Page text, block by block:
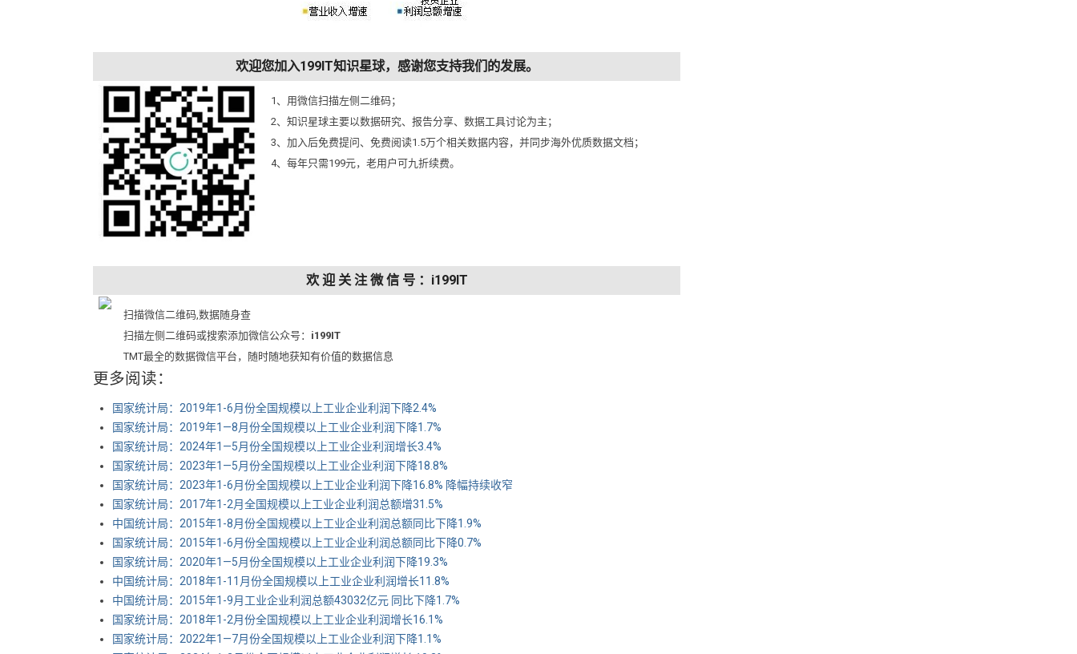
欢迎您加入199IT知识星球，感谢您支持我们的发展。
1、用微信扫描左侧二维码；
2、知识星球主要以数据研究、报告分享、数据工具讨论为主；
3、加入后免费提问、免费阅读1.5万个相关数据内容，并同步海外优质数据文档；
4、每年只需199元，老用户可九折续费。
欢 迎 关 注 微 信 号 ：i199IT
扫描微信二维码,数据随身查
扫描左侧二维码或搜索添加微信公众号： i199IT
TMT最全的数据微信平台，随时随地获知有价值的数据信息
更多阅读：
国家统计局：2019年1-6月份全国规模以上工业企业利润下降2.4%
国家统计局：2019年1—8月份全国规模以上工业企业利润下降1.7%
国家统计局：2024年1—5月份全国规模以上工业企业利润增长3.4%
国家统计局：2023年1—5月份全国规模以上工业企业利润下降18.8%
国家统计局：2023年1-6月份全国规模以上工业企业利润下降16.8% 降幅持续收窄
国家统计局：2017年1-2月全国规模以上工业企业利润总额增31.5%
中国统计局：2015年1-8月份全国规模以上工业企业利润总额同比下降1.9%
国家统计局：2015年1-6月份全国规模以上工业企业利润总额同比下降0.7%
国家统计局：2020年1—5月份全国规模以上工业企业利润下降19.3%
中国统计局：2018年1-11月份全国规模以上工业企业利润增长11.8%
中国统计局：2015年1-9月工业企业利润总额43032亿元 同比下降1.7%
国家统计局：2018年1-2月份全国规模以上工业企业利润增长16.1%
国家统计局：2022年1—7月份全国规模以上工业企业利润下降1.1%